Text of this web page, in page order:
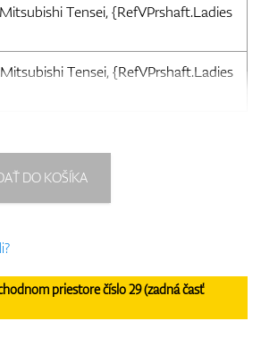
Tensei, {RefVPrshaft.Ladies
Tensei, {RefVPrshaft.Ladies
DO KOŠÍKA
priestore číslo 29 (zadná časť